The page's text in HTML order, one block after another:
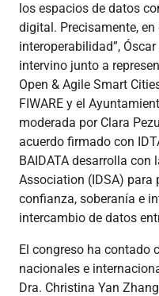
los espacios de datos
digital. Precisamente,
interoperabilidad”,
intervino junto a
Open & Agile Smart
FIWARE y el
moderada por Clara
acuerdo firmado con
BAIDATA desarrolla
Association (IDSA) para
confianza, soberanía e
intercambio de datos
El congreso ha contado
nacionales e
Dra. Christina Yan